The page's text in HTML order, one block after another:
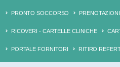
PRONTO SOCCORSO PRENOTAZIONI
RICOVERI - CARTELLE CLINICHE
PORTALE FORNITORI RITIRO